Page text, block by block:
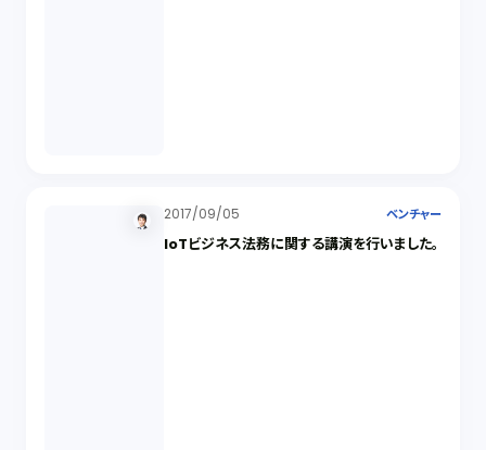
2017/09/05 ベンチャー
IoTビジネス法務に関する講演を行いました。